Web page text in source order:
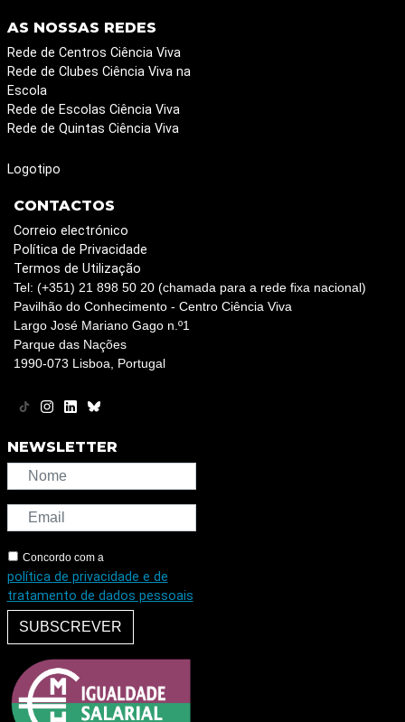
AS NOSSAS REDES
Rede de Centros Ciência Viva
Rede de Clubes Ciência Viva na
Escola
Rede de Escolas Ciência Viva
Rede de Quintas Ciência Viva
Logotipo
CONTACTOS
Correio electrónico
Política de Privacidade
Termos de Utilização
Tel: (+351) 21 898 50 20 (chamada para a rede fixa nacional)
Pavilhão do Conhecimento - Centro Ciência Viva
Largo José Mariano Gago n.º1
Parque das Nações
1990-073 Lisboa, Portugal
NEWSLETTER
Concordo com a
política de privacidade e de
tratamento de dados pessoais
SUBSCREVER